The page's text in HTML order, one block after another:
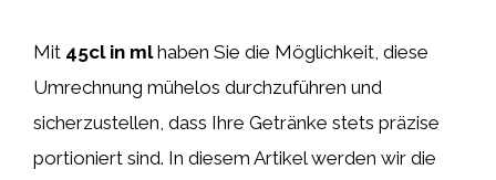
Mit 45cl in mlhaben Sie die Möglichkeit, diese
Umrechnung mühelos durchzuführen und
sicherzustellen, dass Ihre Getränke stets präzise
portioniert sind. In diesem Artikel werden wir die